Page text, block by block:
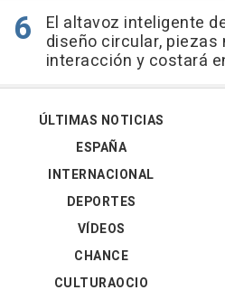
El altavoz inteligente
diseño circular, piezas
interacción y costará
ÚLTIMAS NOTICIAS
ESPAÑA
INTERNACIONAL
DEPORTES
VÍDEOS
CHANCE
CULTURAOCIO